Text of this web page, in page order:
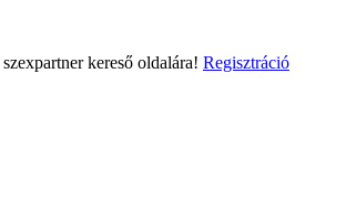
szexpartner kereső oldalára! Regisztráció